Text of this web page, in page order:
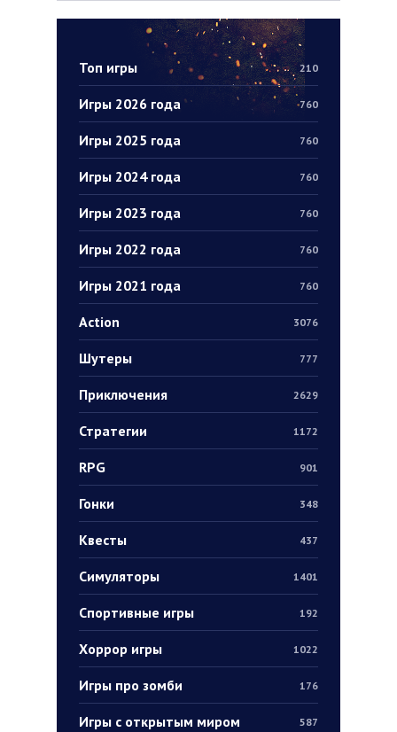
Топ игры 210
Игры 2026 года 760
Игры 2025 года 760
Игры 2024 года 760
Игры 2023 года 760
Игры 2022 года 760
Игры 2021 года 760
Action 3076
Шутеры 777
Приключения 2629
Стратегии 1172
RPG 901
Гонки 348
Квесты 437
Симуляторы 1401
Спортивные игры 192
Хоррор игры 1022
Игры про зомби 176
Игры с открытым миром 587